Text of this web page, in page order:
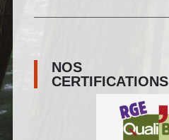
NOS
CERTIFICATIONS